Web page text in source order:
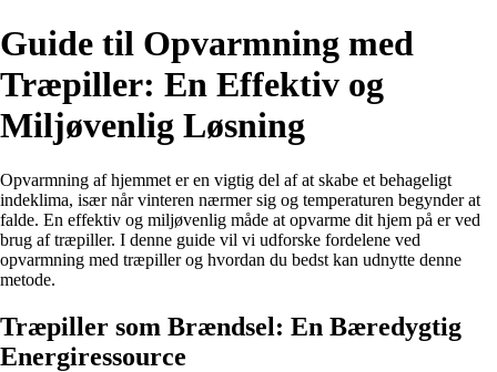
Guide til Opvarmning med
Træpiller: En Effektiv og
Miljøvenlig Løsning
Opvarmning af hjemmet er en vigtig del af at skabe et behageligt
indeklima, især når vinteren nærmer sig og temperaturen begynder at
falde. En effektiv og miljøvenlig måde at opvarme dit hjem på er ved
brug af træpiller. I denne guide vil vi udforske fordelene ved
opvarmning med træpiller og hvordan du bedst kan udnytte denne
metode.
Træpiller som Brændsel: En Bæredygtig
Energiressource